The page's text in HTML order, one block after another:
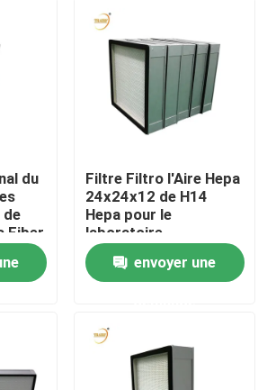
du
de
Fiber
Filtre Filtro l'Aire Hepa
24x24x12 de H14
Hepa pour le
laboratoire
envoyer une